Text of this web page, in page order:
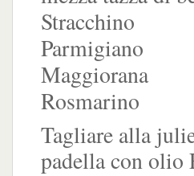
Stracchino
Parmigiano
Maggiorana
Rosmarino
Tagliare alla
padella con olio